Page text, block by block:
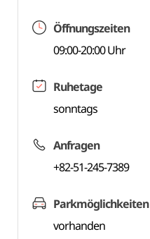
Öffnungszeiten
09:00-20:00 Uhr
Ruhetage
sonntags
Anfragen
+82-51-245-7389
Parkmöglichkeiten
vorhanden